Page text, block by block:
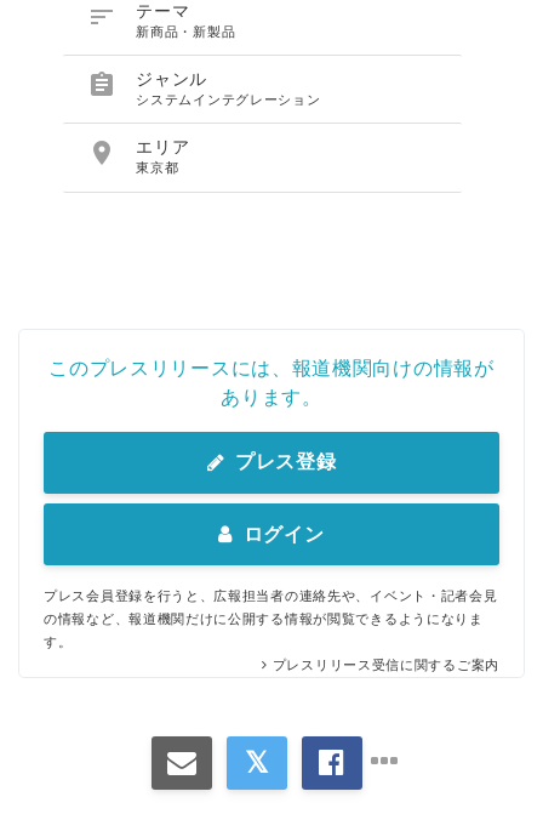
 テーマ
新商品・新製品
 ジャンル
システムインテグレーション
 エリア
東京都
このプレスリリースには、報道機関向けの情報が
あります。
プレス登録
ログイン
プレス会員登録を行うと、広報担当者の連絡先や、イベント・記者会見
の情報など、報道機関だけに公開する情報が閲覧できるようになりま
す。
プレスリリース受信に関するご案内